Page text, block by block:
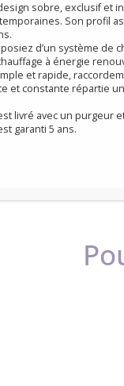
et
design sobre,
Son
d’un
chauffage à énergie
est garanti 5 ans.